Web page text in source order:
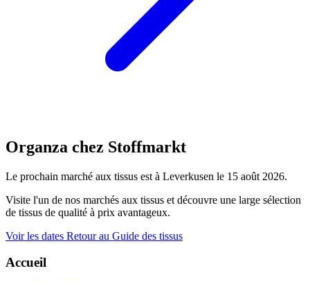
Organza chez Stoffmarkt
Le prochain marché aux tissus est à Leverkusen le 15 août 2026.
Visite l'un de nos marchés aux tissus et découvre une large sélection
de tissus de qualité à prix avantageux.
Voir les dates Retour au Guide des tissus
Accueil